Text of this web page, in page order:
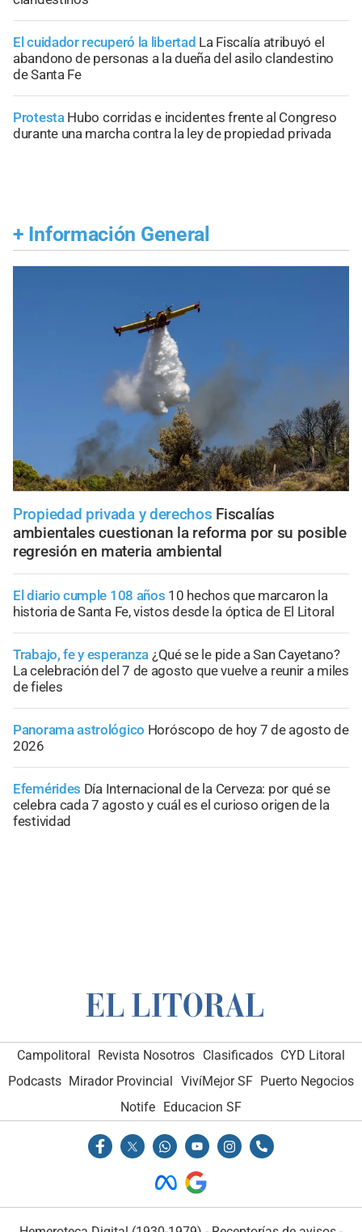
El cuidador recuperó la libertad La Fiscalía atribuyó el
abandono de personas a la dueña del asilo clandestino
de Santa Fe
Protesta Hubo corridas e incidentes frente al Congreso
durante una marcha contra la ley de propiedad privada
+ Información General
Propiedad privada y derechos Fiscalías
ambientales cuestionan la reforma por su posible
regresión en materia ambiental
El diario cumple 108 años 10 hechos que marcaron la
historia de Santa Fe, vistos desde la óptica de El Litoral
Trabajo, fe y esperanza ¿Qué se le pide a San Cayetano?
La celebración del 7 de agosto que vuelve a reunir a miles
de fieles
Panorama astrológico Horóscopo de hoy 7 de agosto de
2026
Efemérides Día Internacional de la Cerveza: por qué se
celebra cada 7 agosto y cuál es el curioso origen de la
festividad
Campolitoral Revista Nosotros Clasificados CYD Litoral
Podcasts Mirador Provincial VivíMejor SF Puerto Negocios
Notife Educacion SF